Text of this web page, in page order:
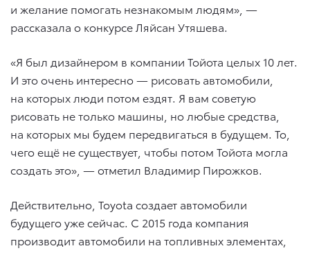
и желание помогать незнакомым людям», —
рассказала о конкурсе Ляйсан Утяшева.
«Я был дизайнером в компании Тойота целых 10 лет.
И это очень интересно — рисовать автомобили,
на которых люди потом ездят. Я вам советую
рисовать не только машины, но любые средства,
на которых мы будем передвигаться в будущем. То,
чего ещё не существует, чтобы потом Тойота могла
создать это», — отметил Владимир Пирожков.
Действительно, Toyota создает автомобили
будущего уже сейчас. С 2015 года компания
производит автомобили на топливных элементах,